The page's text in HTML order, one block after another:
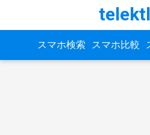
スマホ検索 スマホ比較